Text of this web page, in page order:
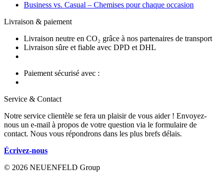
Business vs. Casual – Chemises pour chaque occasion
Livraison & paiement
Livraison neutre en CO₂ grâce à nos partenaires de transport
Livraison sûre et fiable avec DPD et DHL
Paiement sécurisé avec :
Service & Contact
Notre service clientèle se fera un plaisir de vous aider ! Envoyez-
nous un e-mail à propos de votre question via le formulaire de
contact. Nous vous répondrons dans les plus brefs délais.
Écrivez-nous
© 2026 NEUENFELD Group